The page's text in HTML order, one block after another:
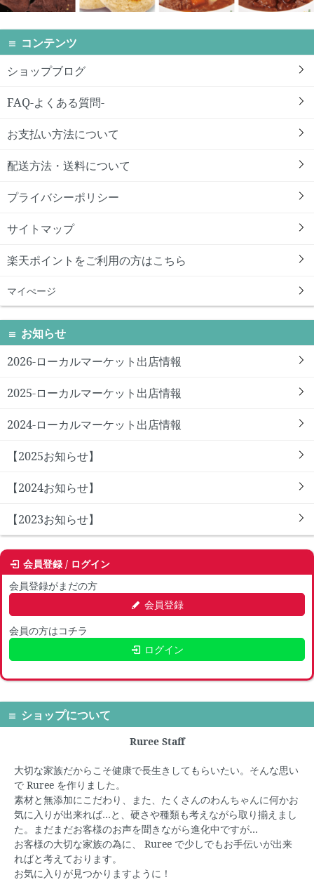
コンテンツ
ショップブログ
FAQ-よくある質問-
お支払い方法について
配送方法・送料について
プライバシーポリシー
サイトマップ
楽天ポイントをご利用の方はこちら
マイぺージ
お知らせ
2026-ローカルマーケット出店情報
2025-ローカルマーケット出店情報
2024-ローカルマーケット出店情報
【2025お知らせ】
【2024お知らせ】
【2023お知らせ】
会員登録 / ログイン
会員登録がまだの方
会員登録
会員の方はコチラ
ログイン
ショップについて
Ruree Staff
大切な家族だからこそ健康で長生きしてもらいたい。そんな思い
で Ruree を作りました。
素材と無添加にこだわり、また、たくさんのわんちゃんに何かお
気に入りが出来れば…と、硬さや種類も考えながら取り揃えまし
た。まだまだお客様のお声を聞きながら進化中ですが…
お客様の大切な家族の為に、 Ruree で少しでもお手伝いが出来
ればと考えております。
お気に入りが見つかりますように！